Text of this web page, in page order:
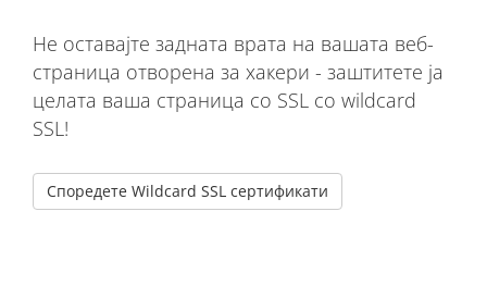
Не оставајте задната врата на вашата веб-
страница отворена за хакери - заштитете ја
целата ваша страница со SSL со wildcard
SSL!
Споредете Wildcard SSL сертификати